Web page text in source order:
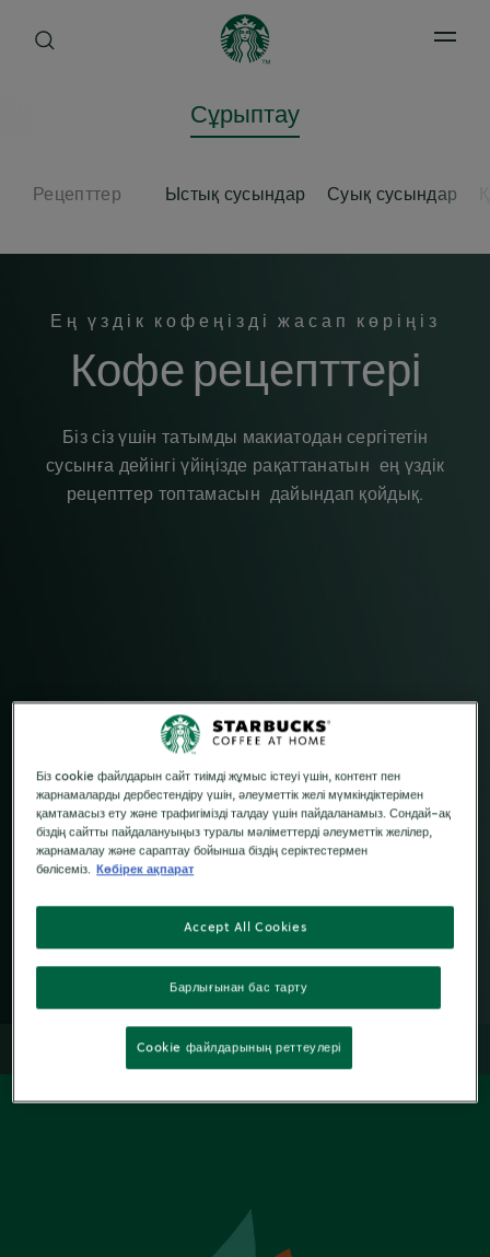
Open
Сұрыптау
Рецепттер Ыстық сусындар Суық сусындар
Ең үздік кофеңізді жасап көріңіз
Кофе рецепттері
Біз сіз үшін татымды макиатодан сергітетін
сусынға дейінгі үйіңізде рақаттанатын ең үздік
рецепттер топтамасын дайындап қойдық.
Біз cookie файлдарын сайт тиімді жұмыс істеуі үшін, контент пен
жарнамаларды дербестендіру үшін, әлеуметтік желі мүмкіндіктерімен
қамтамасыз ету және трафигімізді талдау үшін пайдаланамыз. Сондай-ақ
біздің сайтты пайдалануыңыз туралы мәліметтерді әлеуметтік желілер,
жарнамалау және сараптау бойынша біздің серіктестермен
бөлісеміз.
Көбірек ақпарат
Барлығынан бас тарту
Accept All Cookies
Cookie файлдарының реттеулері